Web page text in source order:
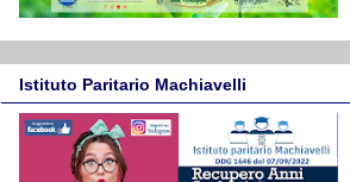
Istituto Paritario Machiavelli